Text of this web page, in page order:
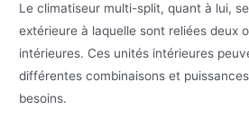
Le climatiseur multi-split, quant à lui,
extérieure à laquelle sont reliées deux
intérieures. Ces unités intérieures
différentes combinaisons et
besoins.